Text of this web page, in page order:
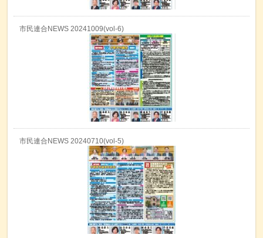
市民連合NEWS 20241009(vol-6)
市民連合NEWS 20240710(vol-5)